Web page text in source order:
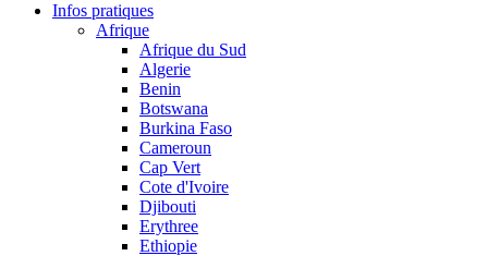
Infos pratiques
Afrique
Afrique du Sud
Algerie
Benin
Botswana
Burkina Faso
Cameroun
Cap Vert
Cote d'Ivoire
Djibouti
Erythree
Ethiopie